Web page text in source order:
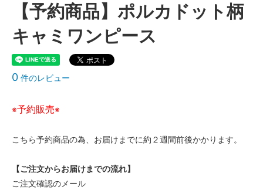
【予約商品】ポルカドット柄
キャミワンピース
0 件のレビュー
※予約販売※
こちら予約商品の為、お届けまでに約２週間前後かかります。
【ご注文からお届けまでの流れ】
ご注文確認のメール